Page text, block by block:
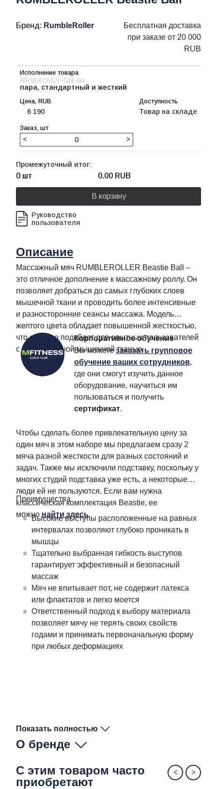
Бренд: RumbleRoller
Бесплатная доставка
при заказе от 20 000
RUB
RR\BXO\GY-GN-00
пара, стандартный и жесткий
6 190 Товар на складе
< >
Руководство
пользователя
Промежуточный итог:
0 шт 0.00 RUB
В корзину
Описание
Массажный мяч RUMBLEROLLER Beastie Ball –
это отличное дополнение к массажному роллу. Он
позволяет добраться до самых глубоких слоев
мышечной ткани и проводить более интенсивные
и разносторонние сеансы массажа. Модель
желтого цвета обладает повышенной жесткостью,
что отлично подойдет для опытных пользователей
с особо плотной мышечной тканью.
Корпоративное обучение
Вы можетезаказать групповое
обучение ваших сотрудников,
где они смогут изучить данное
оборудование, научиться им
пользоваться и получить
сертификат.
Чтобы сделать более привлекательную цену за
один мяч в этом наборе мы предлагаем сразу 2
мяча разной жесткости для разных состояний и
задач. Также мы исключили подставку, поскольку у
многих студий подставка уже есть, а некоторые
люди ей не пользуются. Если вам нужна
классическая комплектация Beastie, ее
можно найти здесь.
Преимущества
Высокие выступы расположенные на равных
интервалах позволяют глубоко проникать в
мышцы
Тщательно выбранная гибкость выступов
гарантирует эффективный и безопасный
массаж
Мяч не впитывает пот, не содержит латекса
или флактатов и легко моется
Ответственный подход к выбору материала
позволяет мячу не терять своих свойств
годами и принимать первоначальную форму
при любых деформациях
Показать полностью
О бренде
С этим товаром часто
приобретают